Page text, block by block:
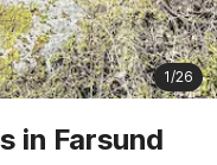
1/26
in Farsund